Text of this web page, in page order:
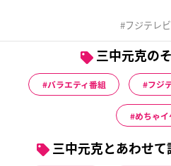
フジテレビ
三中元克の
バラエティ番組 フジ
めちゃイ
三中元克とあわせて